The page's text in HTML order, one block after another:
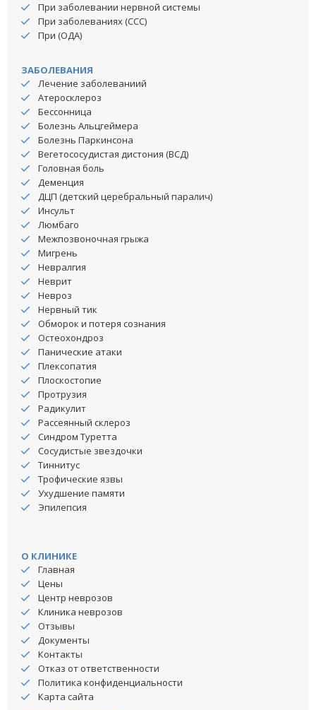
При заболевании нервной системы
При заболеваниях (ССС)
При (ОДА)
ЗАБОЛЕВАНИЯ
Лечение заболеваниий
Атеросклероз
Бессонница
Болезнь Альцгеймера
Болезнь Паркинсона
Вегетососудистая дистония (ВСД)
Головная боль
Деменция
ДЦП (детский церебральный паралич)
Инсульт
Люмбаго
Межпозвоночная грыжа
Мигрень
Невралгия
Неврит
Невроз
Нервный тик
Обморок и потеря сознания
Остеохондроз
Панические атаки
Плексопатия
Плоскостопие
Протрузия
Радикулит
Рассеянный склероз
Синдром Туретта
Сосудистые звездочки
Тиннитус
Трофические язвы
Ухудшение памяти
Эпилепсия
О КЛИНИКЕ
Главная
Цены
Центр неврозов
Клиника неврозов
Отзывы
Документы
Контакты
Отказ от ответственности
Политика конфиденциальности
Карта сайта